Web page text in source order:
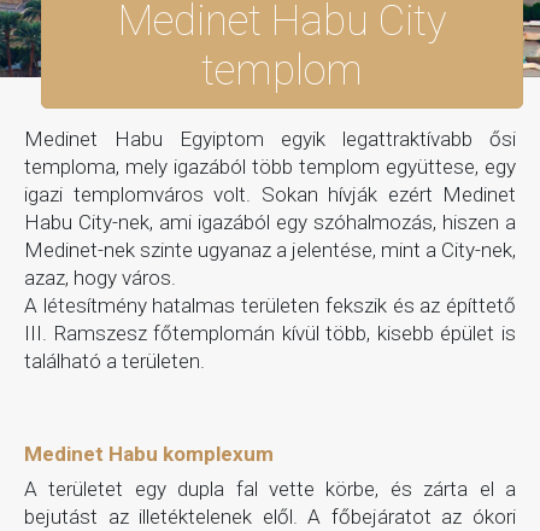
Medinet Habu City
templom
Medinet Habu Egyiptom egyik legattraktívabb ősi
temploma, mely igazából több templom együttese, egy
igazi templomváros volt. Sokan hívják ezért Medinet
Habu City-nek, ami igazából egy szóhalmozás, hiszen a
Medinet-nek szinte ugyanaz a jelentése, mint a City-nek,
azaz, hogy város.
A létesítmény hatalmas területen fekszik és az építtető
III. Ramszesz főtemplomán kívül több, kisebb épület is
található a területen.
Medinet Habu komplexum
A területet egy dupla fal vette körbe, és zárta el a
bejutást az illetéktelenek elől. A főbejáratot az ókori